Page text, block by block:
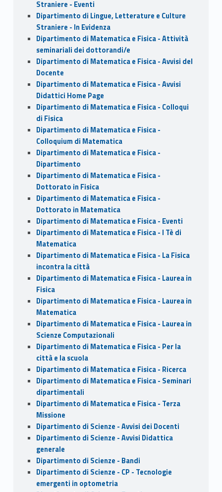
Straniere - Eventi
Dipartimento di Lingue, Letterature e Culture
Straniere - In Evidenza
Dipartimento di Matematica e Fisica - Attività
seminariali dei dottorandi/e
Dipartimento di Matematica e Fisica - Avvisi del
Docente
Dipartimento di Matematica e Fisica - Avvisi
Didattici Home Page
Dipartimento di Matematica e Fisica - Colloqui
di Fisica
Dipartimento di Matematica e Fisica -
Colloquium di Matematica
Dipartimento di Matematica e Fisica -
Dipartimento
Dipartimento di Matematica e Fisica -
Dottorato in Fisica
Dipartimento di Matematica e Fisica -
Dottorato in Matematica
Dipartimento di Matematica e Fisica - Eventi
Dipartimento di Matematica e Fisica - I Tè di
Matematica
Dipartimento di Matematica e Fisica - La Fisica
incontra la città
Dipartimento di Matematica e Fisica - Laurea in
Fisica
Dipartimento di Matematica e Fisica - Laurea in
Matematica
Dipartimento di Matematica e Fisica - Laurea in
Scienze Computazionali
Dipartimento di Matematica e Fisica - Per la
città e la scuola
Dipartimento di Matematica e Fisica - Ricerca
Dipartimento di Matematica e Fisica - Seminari
dipartimentali
Dipartimento di Matematica e Fisica - Terza
Missione
Dipartimento di Scienze - Avvisi dei Docenti
Dipartimento di Scienze - Avvisi Didattica
generale
Dipartimento di Scienze - Bandi
Dipartimento di Scienze - CP - Tecnologie
emergenti in optometria